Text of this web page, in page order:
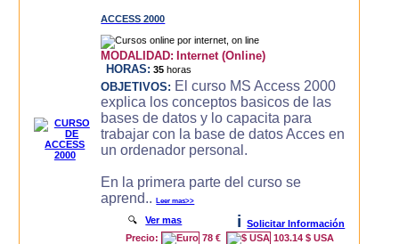
ACCESS 2000
MODALIDAD: Internet (Online)
HORAS: 35 horas
OBJETIVOS: El curso MS Access 2000
explica los conceptos basicos de las
bases de datos y lo capacita para
trabajar con la base de datos Acces en
un ordenador personal.
En la primera parte del curso se
aprend..Leer mas>>
🔍Ver mas i
Solicitar Información
Precio:
78 € 103.14 $ USA